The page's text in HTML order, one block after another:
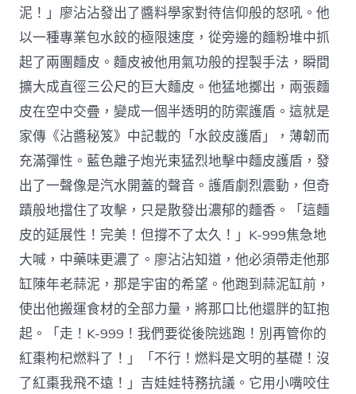
泥！」廖沾沾發出了醬料學家對待信仰般的怒吼。他
以一種專業包水餃的極限速度，從旁邊的麵粉堆中抓
起了兩團麵皮。麵皮被他用氣功般的捏製手法，瞬間
擴大成直徑三公尺的巨大麵皮。他猛地擲出，兩張麵
皮在空中交疊，變成一個半透明的防禦護盾。這就是
家傳《沾醬秘笈》中記載的「水餃皮護盾」，薄韌而
充滿彈性。藍色離子炮光束猛烈地擊中麵皮護盾，發
出了一聲像是汽水開蓋的聲音。護盾劇烈震動，但奇
蹟般地擋住了攻擊，只是散發出濃郁的麵香。「這麵
皮的延展性！完美！但撐不了太久！」K-999焦急地
大喊，中藥味更濃了。廖沾沾知道，他必須帶走他那
缸陳年老蒜泥，那是宇宙的希望。他跑到蒜泥缸前，
使出他搬運食材的全部力量，將那口比他還胖的缸抱
起。「走！K-999！我們要從後院逃跑！別再管你的
紅棗枸杞燃料了！」「不行！燃料是文明的基礎！沒
了紅棗我飛不遠！」吉娃娃特務抗議。它用小嘴咬住